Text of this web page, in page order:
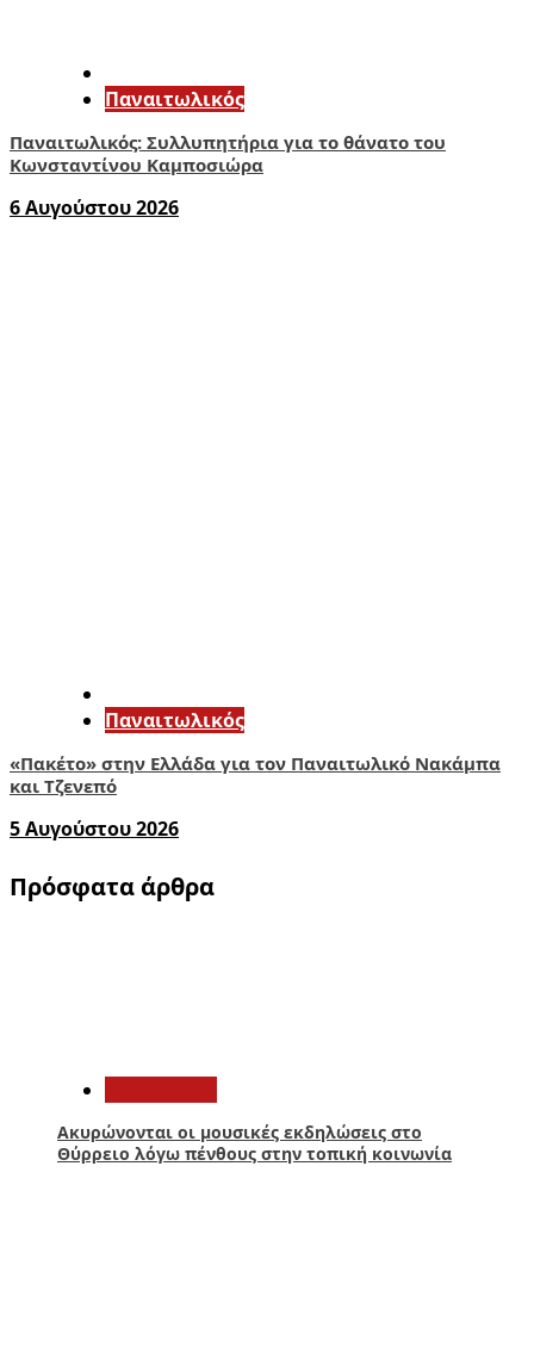
Παναιτωλικός
Παναιτωλικός: Συλλυπητήρια για το θάνατο του
Κωνσταντίνου Καμποσιώρα
6 Αυγούστου 2026
Παναιτωλικός
«Πακέτο» στην Ελλάδα για τον Παναιτωλικό Νακάμπα
και Τζενεπό
5 Αυγούστου 2026
Πρόσφατα άρθρα
Ακυρώνονται οι μουσικές εκδηλώσεις στο
Θύρρειο λόγω πένθους στην τοπική κοινωνία